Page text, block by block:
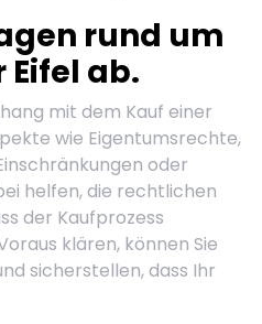
rund um
ab.
mit dem Kauf einer
wie Eigentumsrechte,
oder
helfen, die rechtlichen
der Kaufprozess
klären, können Sie
sicherstellen, dass Ihr